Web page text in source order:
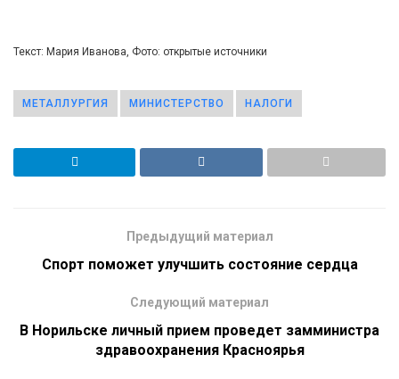
Текст: Мария Иванова, Фото: открытые источники
МЕТАЛЛУРГИЯ МИНИСТЕРСТВО НАЛОГИ
Предыдущий материал
Спорт поможет улучшить состояние сердца
Следующий материал
В Норильске личный прием проведет замминистра
здравоохранения Красноярья